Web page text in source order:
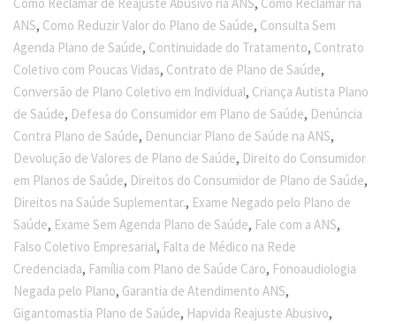
ANS, Como Reduzir Valor do Plano de Saúde, Consulta Sem
Agenda Plano de Saúde, Continuidade do Tratamento, Contrato
Coletivo com Poucas Vidas, Contrato de Plano de Saúde,
Conversão de Plano Coletivo em Individual, Criança Autista Plano
de Saúde, Defesa do Consumidor em Plano de Saúde, Denúncia
Contra Plano de Saúde, Denunciar Plano de Saúde na ANS,
Devolução de Valores de Plano de Saúde, Direito do Consumidor
em Planos de Saúde, Direitos do Consumidor de Plano de Saúde,
Direitos na Saúde Suplementar., Exame Negado pelo Plano de
Saúde, Exame Sem Agenda Plano de Saúde, Fale com a ANS,
Falso Coletivo Empresarial, Falta de Médico na Rede
Credenciada, Família com Plano de Saúde Caro, Fonoaudiologia
Negada pelo Plano, Garantia de Atendimento ANS,
Gigantomastia Plano de Saúde, Hapvida Reajuste Abusivo,